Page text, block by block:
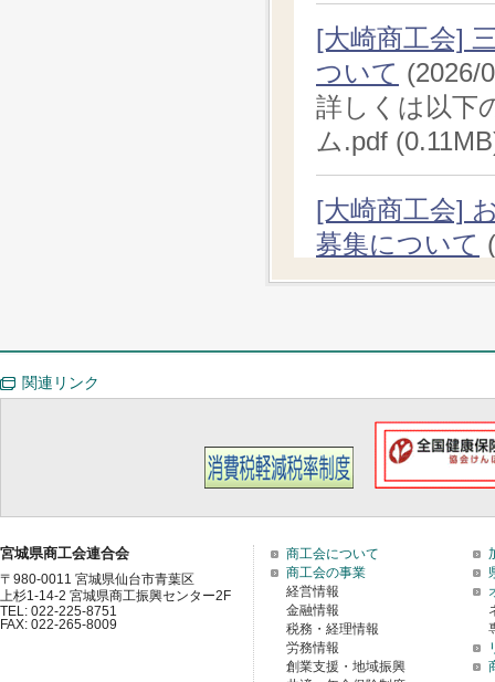
[大崎商工会]
ついて (2026/
詳しくは以下
ム.pdf
[大崎商工会]
募集について
詳しくは以下
関連リンク
宮城県商工会連合会
〒980-0011 宮城県仙台市青葉区
上杉1-14-2 宮城県商工振興センター2F
TEL: 022-225-8751
FAX: 022-265-8009
商工会について
商工会の事業
経営情報
金融情報
税務・経理情報
労務情報
創業支援・地域振興